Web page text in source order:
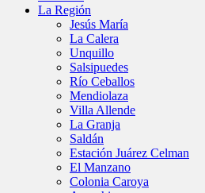
La Región
Jesús María
La Calera
Unquillo
Salsipuedes
Río Ceballos
Mendiolaza
Villa Allende
La Granja
Saldán
Estación Juárez Celman
El Manzano
Colonia Caroya